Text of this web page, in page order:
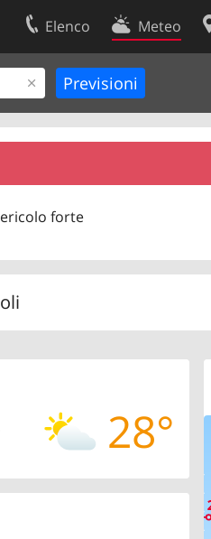
Elenco Meteo
forte
28°
Contatti
Condizioni d’uso
Protezione dei dati